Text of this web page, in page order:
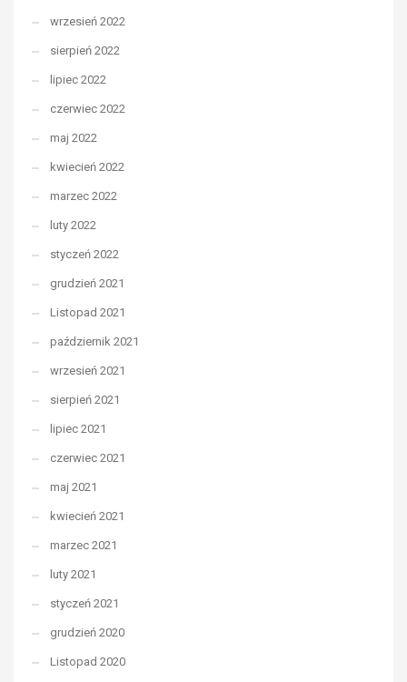
wrzesień 2022
sierpień 2022
lipiec 2022
czerwiec 2022
maj 2022
kwiecień 2022
marzec 2022
luty 2022
styczeń 2022
grudzień 2021
Listopad 2021
październik 2021
wrzesień 2021
sierpień 2021
lipiec 2021
czerwiec 2021
maj 2021
kwiecień 2021
marzec 2021
luty 2021
styczeń 2021
grudzień 2020
Listopad 2020